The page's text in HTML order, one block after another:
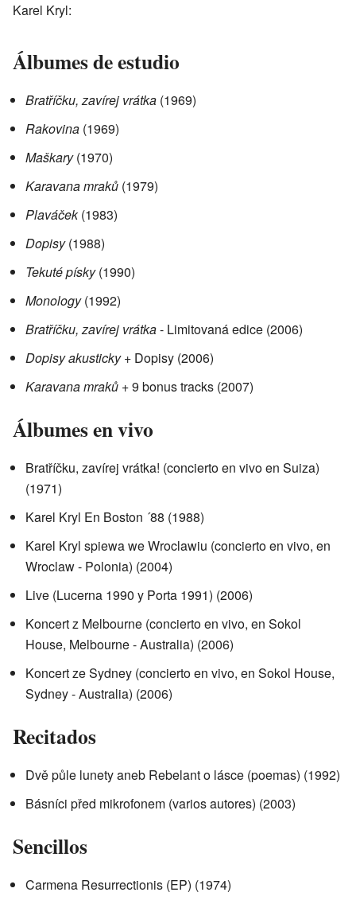
Karel Kryl:
Álbumes de estudio
Bratříčku, zavírej vrátka (1969)
Rakovina (1969)
Maškary(1970)
Karavana mraků (1979)
Plaváček(1983)
Dopisy(1988)
Tekuté písky(1990)
Monology(1992)
Bratříčku, zavírej vrátka- Limitovaná edice (2006)
Dopisy akusticky+ Dopisy (2006)
Karavana mraků + 9 bonus tracks (2007)
Álbumes en vivo
Bratříčku, zavírej vrátka! (concierto en vivo en Suiza)
(1971)
Karel Kryl En Boston ´88 (1988)
Karel Kryl spiewa we Wroclawiu (concierto en vivo, en
Wroclaw - Polonia) (2004)
Live (Lucerna 1990 y Porta 1991) (2006)
Koncert z Melbourne (concierto en vivo, en Sokol
House, Melbourne - Australia) (2006)
Koncert ze Sydney (concierto en vivo, en Sokol House,
Sydney - Australia) (2006)
Recitados
Dvě půle lunety aneb Rebelant o lásce (poemas) (1992)
Básníci před mikrofonem (varios autores) (2003)
Sencillos
Carmena Resurrectionis (EP) (1974)